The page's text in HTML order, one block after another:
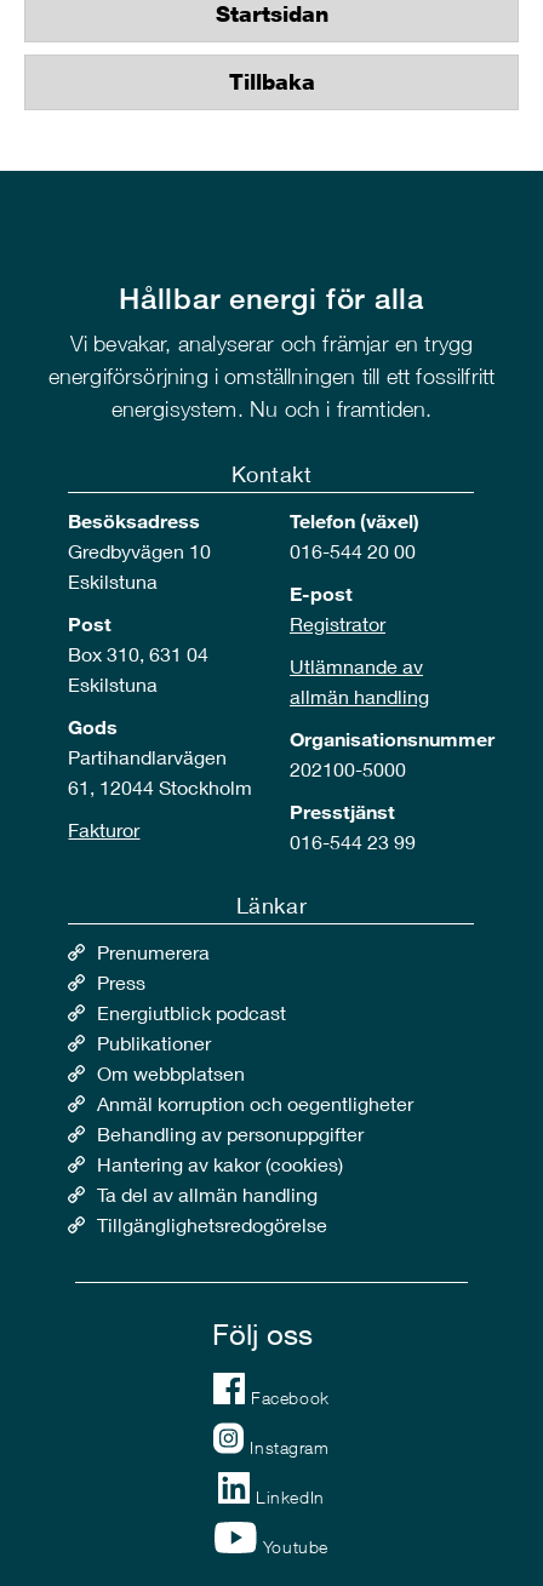
Startsidan
Tillbaka
Hållbar energi för alla
Vi bevakar, analyserar och främjar en trygg
energiförsörjning i omställningen till ett fossilfritt
energisystem. Nu och i framtiden.
Kontakt
Besöksadress
Gredbyvägen 10
Eskilstuna
Post
Box 310, 631 04
Eskilstuna
Gods
Partihandlarvägen
61, 12044 Stockholm
Fakturor
Telefon (växel)
016-544 20 00
E-post
Registrator
Utlämnande av
allmän handling
Organisationsnummer
202100-5000
Presstjänst
016-544 23 99
Länkar
Prenumerera
Press
Energiutblick podcast
Publikationer
Om webbplatsen
Anmäl korruption och oegentligheter
Behandling av personuppgifter
Hantering av kakor (cookies)
Ta del av allmän handling
Tillgänglighetsredogörelse
Följ oss
Facebook
Instagram
LinkedIn
Youtube